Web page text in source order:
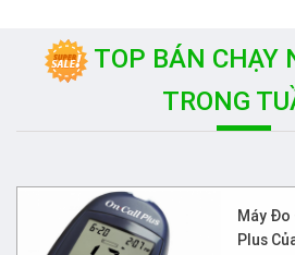
TOP BÁN CHẠY
TRONG
Máy Đo
Plus